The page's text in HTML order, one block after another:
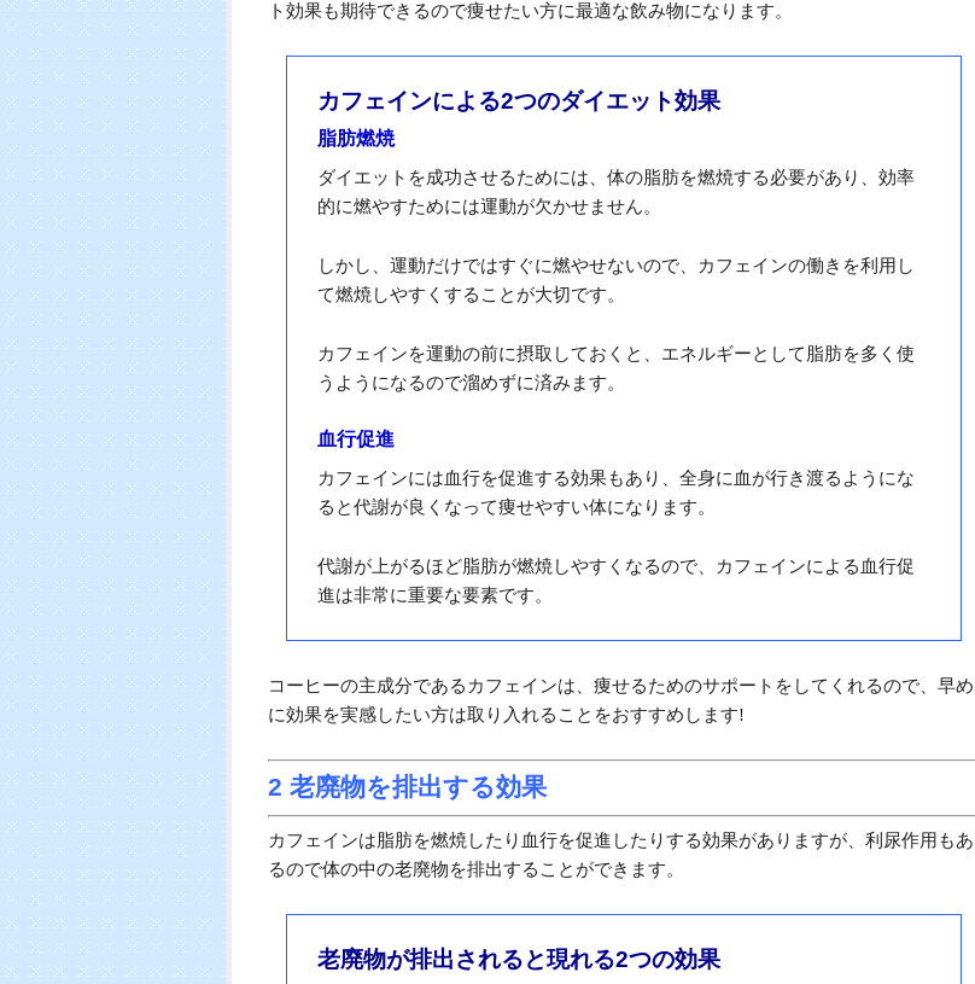
ト効果も期待できるので痩せたい方に最適な飲み物になります。
カフェインによる2つのダイエット効果
脂肪燃焼
ダイエットを成功させるためには、体の脂肪を燃焼する必要があり、効率
的に燃やすためには運動が欠かせません。
しかし、運動だけではすぐに燃やせないので、カフェインの働きを利用し
て燃焼しやすくすることが大切です。
カフェインを運動の前に摂取しておくと、エネルギーとして脂肪を多く使
うようになるので溜めずに済みます。
血行促進
カフェインには血行を促進する効果もあり、全身に血が行き渡るようにな
ると代謝が良くなって痩せやすい体になります。
代謝が上がるほど脂肪が燃焼しやすくなるので、カフェインによる血行促
進は非常に重要な要素です。
コーヒーの主成分であるカフェインは、痩せるためのサポートをしてくれるので、早め
に効果を実感したい方は取り入れることをおすすめします!
2 老廃物を排出する効果
カフェインは脂肪を燃焼したり血行を促進したりする効果がありますが、利尿作用もあ
るので体の中の老廃物を排出することができます。
老廃物が排出されると現れる2つの効果